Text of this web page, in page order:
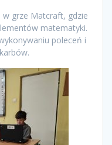
w grze Matcraft, gdzie
matematyki.
poleceń i